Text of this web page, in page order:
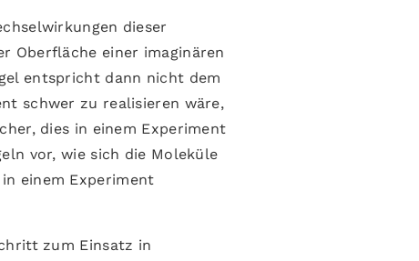
dieser
Oberfläche einer imaginären
entspricht dann nicht dem
schwer zu realisieren wäre,
dies in einem Experiment
vor, wie sich die Moleküle
einem Experiment
zum Einsatz in